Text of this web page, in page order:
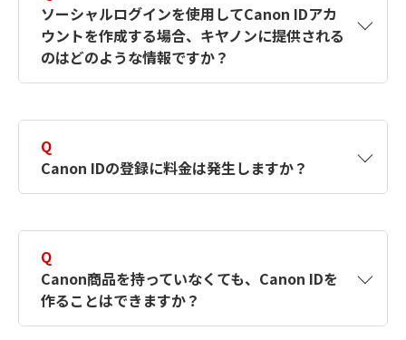
す。詳しい作成方法は【カメラ】Canon IDとは
何ですか？Canon IDの作成方法は？をご確認く
ださい。
ソーシャルログインを使用してCanon IDアカ
ウントを作成する場合、キヤノンに提供される
のはどのような情報ですか？
択したサービスから取得します。アカウントを
簡単に作成できるように、この情報を使用して
Canon IDの登録フォームを入力します。
Q
Canon IDの登録に料金は発生しますか？
Q
Canon商品を持っていなくても、Canon IDを
作ることはできますか？